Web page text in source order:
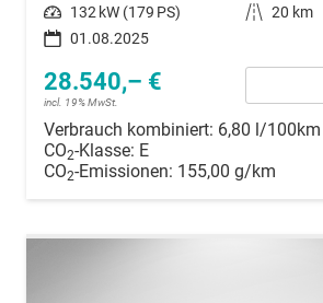
Leistung 132 kW (179 PS) Kilometerstand 20 km
01.08.2025
28.540,– €
incl. 19% MwSt.
Verbrauch kombiniert: 6,80 l/100km
CO2-Klasse: E
CO2-Emissionen: 155,00 g/km